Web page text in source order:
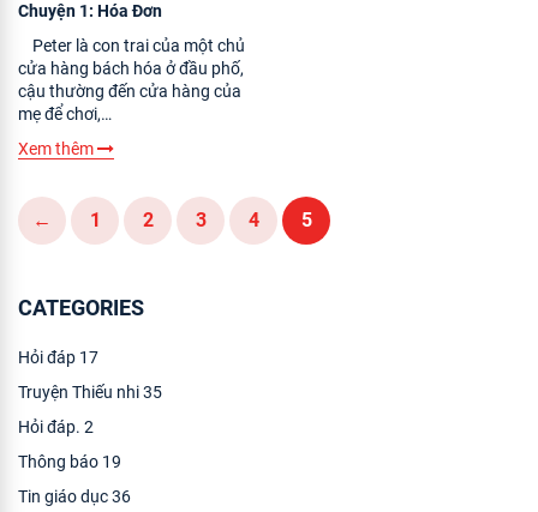
Chuyện 1: Hóa Đơn
Peter là con trai của một chủ
cửa hàng bách hóa ở đầu phố,
cậu thường đến cửa hàng của
mẹ để chơi,…
Xem thêm
← 1 2 3 4 5
CATEGORIES
Hỏi đáp 17
Truyện Thiếu nhi35
Hỏi đáp. 2
Thông báo 19
Tin giáo dục36